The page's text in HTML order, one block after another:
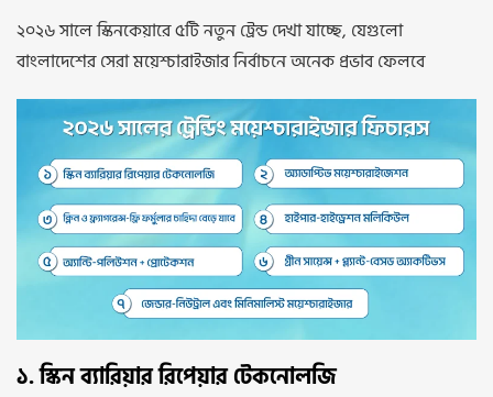
২০২৬ সালে স্কিনকেয়ারে ৫টি নতুন ট্রেন্ড দেখা যাচ্ছে, যেগুলো
বাংলাদেশের সেরা ময়েশ্চারাইজার নির্বাচনে অনেক প্রভাব ফেলবে
১. স্কিন ব্যারিয়ার রিপেয়ার টেকনোলজি